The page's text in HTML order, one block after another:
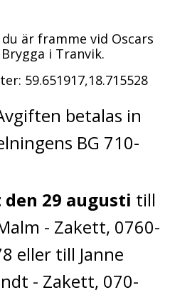
är framme vid Oscars
Brygga i Tranvik.
59.651917,18.715528
betalas in
BG 710-
den 29 augusti till
- Zakett, 0760-
eller till Janne
- Zakett, 070-